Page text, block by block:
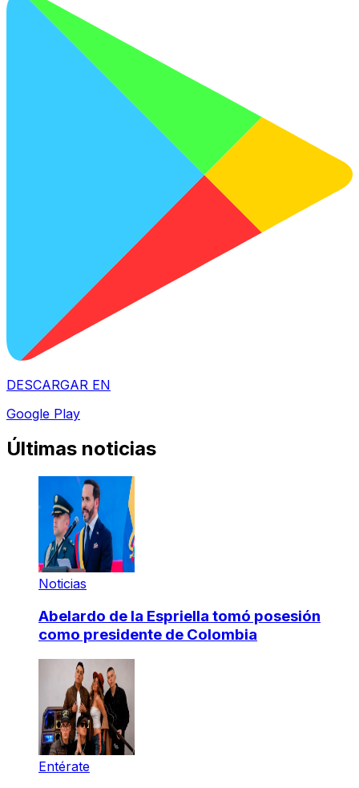
DESCARGAR EN
Google Play
Últimas noticias
Noticias
Abelardo de la Espriella tomó posesión
como presidente de Colombia
Entérate